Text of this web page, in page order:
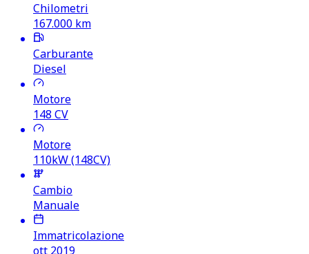
Chilometri
167.000 km
Carburante
Diesel
Motore
148 CV
Motore
110kW (148CV)
Cambio
Manuale
Immatricolazione
ott 2019